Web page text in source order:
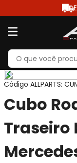
Código ALLPARTS:
Cubo
Traseiro